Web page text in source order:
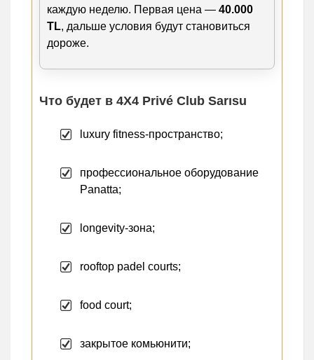
каждую неделю. Первая цена — 40.000
TL, дальше условия будут становиться
дороже.
Что будет в 4X4 Privé Club Sarısu
luxury fitness-пространство;
профессиональное оборудование
Panatta;
longevity-зона;
rooftop padel courts;
food court;
закрытое комьюнити;